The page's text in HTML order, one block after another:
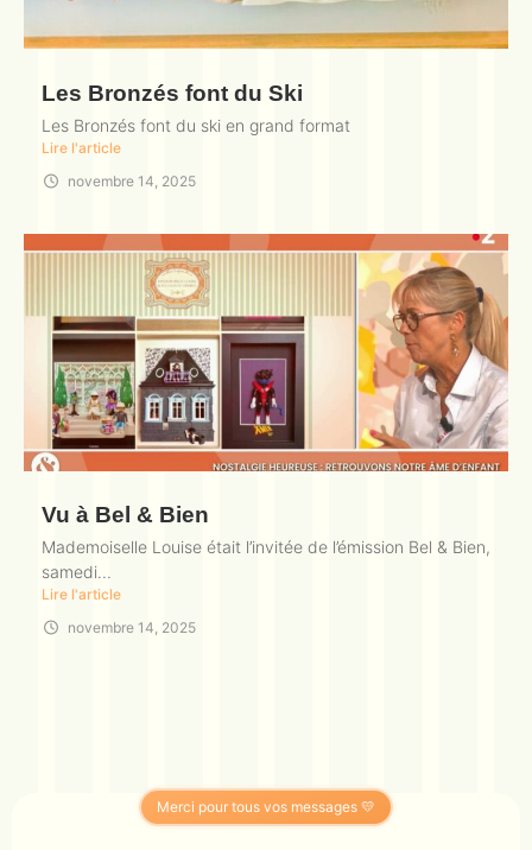
Les Bronzés font du Ski
Les Bronzés font du ski en grand format
Lire l'article
novembre 14, 2025
Vu à Bel & Bien
Mademoiselle Louise était l’invitée de l’émission Bel & Bien,
samedi...
Lire l'article
novembre 14, 2025
Merci pour tous vos messages 💛